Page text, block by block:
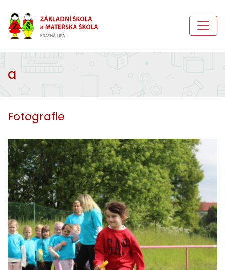
a
Fotografie